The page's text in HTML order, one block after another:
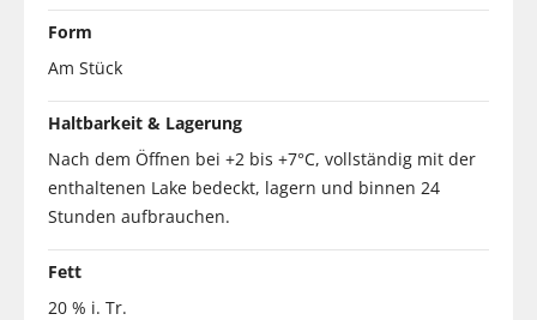
Form
Am Stück
Haltbarkeit & Lagerung
Nach dem Öffnen bei +2 bis +7°C, vollständig mit der
enthaltenen Lake bedeckt, lagern und binnen 24
Stunden aufbrauchen.
Fett
20 % i. Tr.